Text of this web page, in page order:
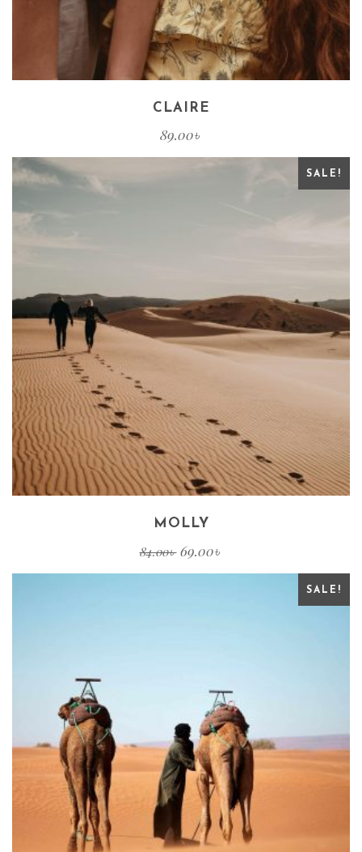
CLAIRE
89.00৳
SALE!
MOLLY
84.00৳ 69.00৳
SALE!